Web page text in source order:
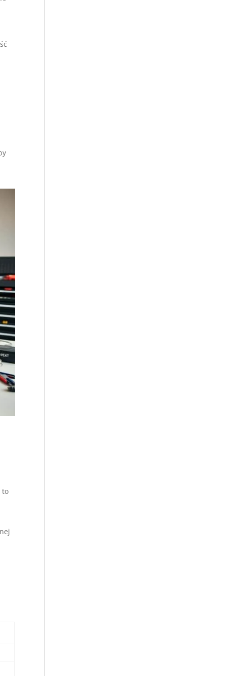
to